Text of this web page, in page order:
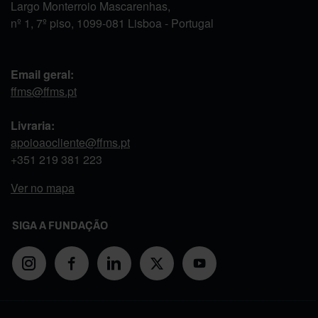
Largo Monterroio Mascarenhas,
nº 1, 7º piso, 1099-081 Lisboa - Portugal
Email geral:
ffms@ffms.pt
Livraria:
apoioaocliente@ffms.pt
+351 219 381 223
Ver no mapa
SIGA A FUNDAÇÃO